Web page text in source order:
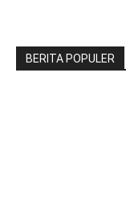
BERITA POPULER